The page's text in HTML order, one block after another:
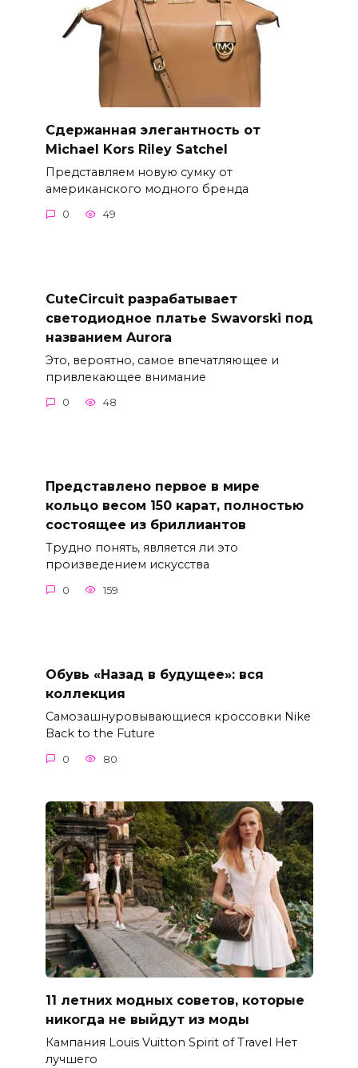
Сдержанная элегантность от
Michael Kors Riley Satchel
Представляем новую сумку от
американского модного бренда
0 49
CuteCircuit разрабатывает
светодиодное платье Swavorski под
названием Aurora
Это, вероятно, самое впечатляющее и
привлекающее внимание
0 48
Представлено первое в мире
кольцо весом 150 карат, полностью
состоящее из бриллиантов
Трудно понять, является ли это
произведением искусства
0 159
Обувь «Назад в будущее»: вся
коллекция
Самозашнуровывающиеся кроссовки Nike
Back to the Future
0 80
11 летних модных советов, которые
никогда не выйдут из моды
Кампания Louis Vuitton Spirit of Travel Нет
лучшего